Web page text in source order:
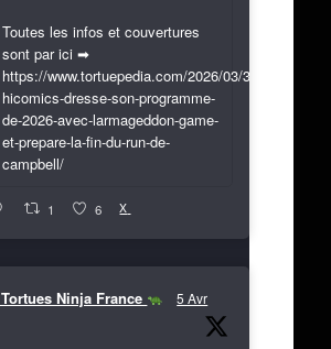
Toutes les infos et couvertures
sont par ici ➡
https://www.tortuepedia.com/2026/03/31/exclusif-
hicomics-dresse-son-programme-
de-2026-avec-larmageddon-game-
et-prepare-la-fin-du-run-de-
campbell/
1 6 X
Tortues Ninja France 5 Avr